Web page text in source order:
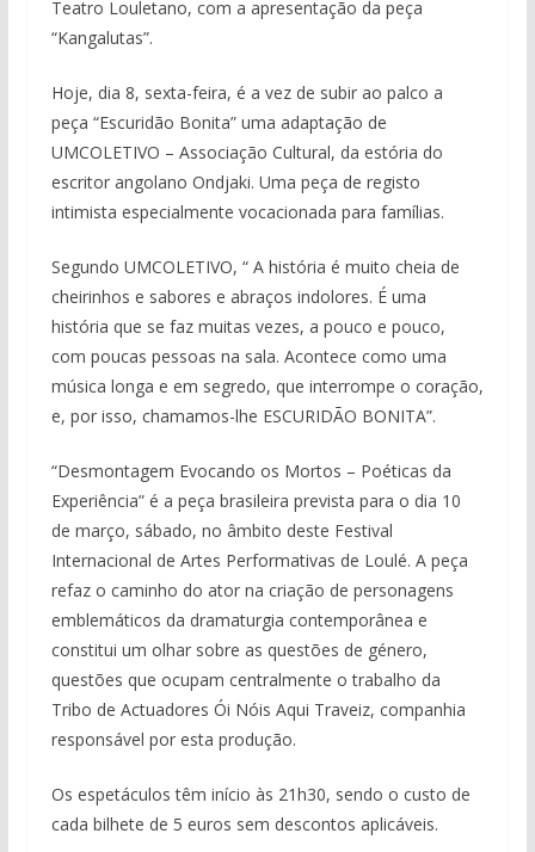
Teatro Louletano, com a apresentação da peça
“Kangalutas”.
Hoje, dia 8, sexta-feira, é a vez de subir ao palco a
peça “Escuridão Bonita” uma adaptação de
UMCOLETIVO – Associação Cultural, da estória do
escritor angolano Ondjaki. Uma peça de registo
intimista especialmente vocacionada para famílias.
Segundo UMCOLETIVO, “ A história é muito cheia de
cheirinhos e sabores e abraços indolores. É uma
história que se faz muitas vezes, a pouco e pouco,
com poucas pessoas na sala. Acontece como uma
música longa e em segredo, que interrompe o coração,
e, por isso, chamamos-lhe ESCURIDÃO BONITA”.
“Desmontagem Evocando os Mortos – Poéticas da
Experiência” é a peça brasileira prevista para o dia 10
de março, sábado, no âmbito deste Festival
Internacional de Artes Performativas de Loulé. A peça
refaz o caminho do ator na criação de personagens
emblemáticos da dramaturgia contemporânea e
constitui um olhar sobre as questões de género,
questões que ocupam centralmente o trabalho da
Tribo de Actuadores Ói Nóis Aqui Traveiz, companhia
responsável por esta produção.
Os espetáculos têm início às 21h30, sendo o custo de
cada bilhete de 5 euros sem descontos aplicáveis.